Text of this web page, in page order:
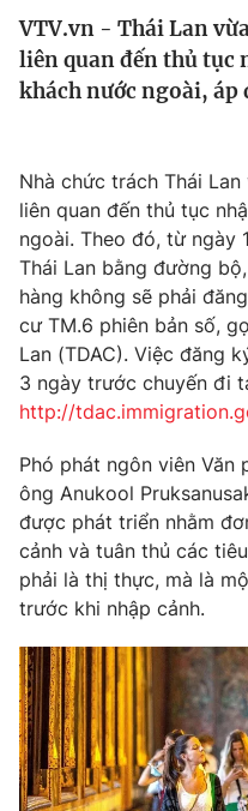
Thế giới
Tin tức
Câu chuyện quốc tế
Kinh tế
Thị trường
Góc doanh nghiệp
Dữ liệu và đời sống
Truyền hình
Phim VTV
Hậu trường
Nhân vật
Giải sao mai
Giải trí
Điện ảnh
Âm nhạc
Sao
Đời sống
Làm đẹp
Chất lượng cuộc sống
Giáo dục
Tuyển sinh
Học trực tuyến
Công nghệ
Hitech Công nghệ tương
Sản phẩm
Thị trường
Tư vấn
Giao lưu trực tuyến
Lịch phát sóng
Chuyên mục khác
Emagazine
VTV.vn - Thái Lan
liên quan đến thủ tục
khách nước ngoài, áp
Nhà chức trách Thái
liên quan đến thủ tục
ngoài. Theo đó, từ ngày
Thái Lan bằng đường
hàng không sẽ phải
cư TM.6 phiên bản số,
Lan (TDAC). Việc đăng
3 ngày trước chuyến đi
http://
Phó phát ngôn viên Văn
ông Anukool
được phát triển nhằm
cảnh và tuân thủ các
phải là thị thực, mà là
trước khi nhập cảnh.